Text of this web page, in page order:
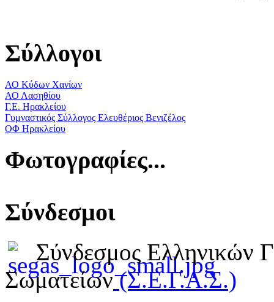
Σύλλογοι
ΑΟ Κύδων Χανίων
ΑΟ Λασηθίου
Γ.Ε. Ηρακλείου
Γυμναστικός Σύλλογος Ελευθέριος Βενιζέλος
ΟΦ Ηρακλείου
Φωτογραφίες...
Σύνδεσμοι
Σύνδεσμος Ελληνικών
Σωματείων (Σ.Ε.Γ.Α.Σ.)